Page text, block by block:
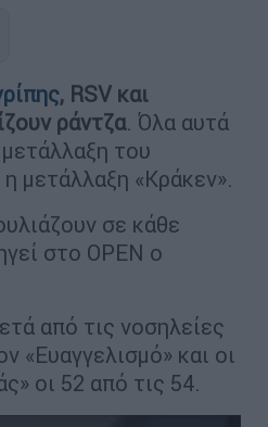
, RSV και
ράντζα. Όλα αυτά
του
μετάλλαξη «Κράκεν».
σε κάθε
στο OPEN ο
από τις νοσηλείες
«Ευαγγελισμό» και οι
οι 52 από τις 54.